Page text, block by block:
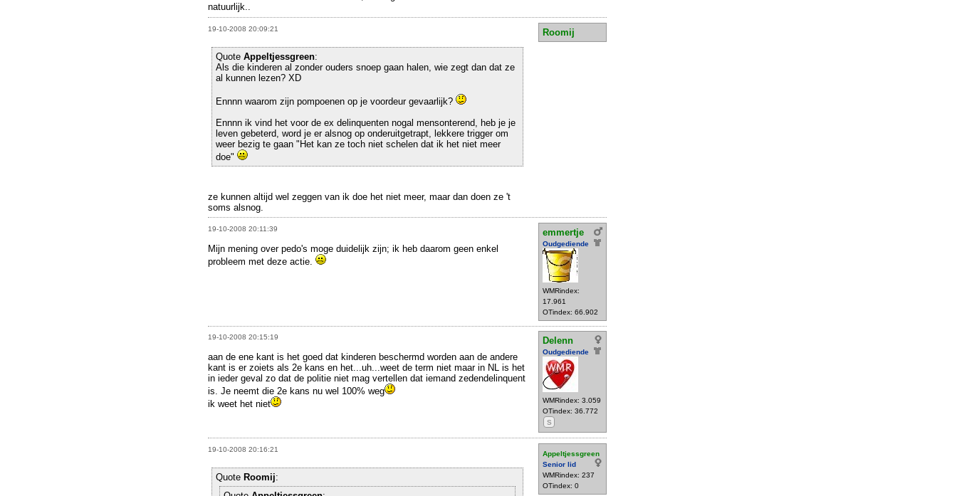
natuurlijk..
19-10-2008 20:09:21 Roomij
Quote Appeltjessgreen:
Als die kinderen al zonder ouders snoep gaan halen, wie zegt dan dat ze
al kunnen lezen? XD
Ennnn waarom zijn pompoenen op je voordeur gevaarlijk?
Ennnn ik vind het voor de ex delinquenten nogal mensonterend, heb je je
leven gebeterd, word je er alsnog op onderuitgetrapt, lekkere trigger om
weer bezig te gaan "Het kan ze toch niet schelen dat ik het niet meer
doe"
ze kunnen altijd wel zeggen van ik doe het niet meer, maar dan doen ze 't
soms alsnog.
19-10-2008 20:11:39 emmertje
Oudgediende
WMRindex:
17.961
OTindex: 66.902
Mijn mening over pedo's moge duidelijk zijn; ik heb daarom geen enkel
probleem met deze actie.
19-10-2008 20:15:19 Delenn
Oudgediende
WMRindex: 3.059
OTindex: 36.772
S
aan de ene kant is het goed dat kinderen beschermd worden aan de andere
kant is er zoiets als 2e kans en het...uh...weet de term niet maar in NL is het
in ieder geval zo dat de politie niet mag vertellen dat iemand zedendelinquent
is. Je neemt die 2e kans nu wel 100% weg
ik weet het niet
19-10-2008 20:16:21
Appeltjessgreen
Senior lid
WMRindex: 237
OTindex: 0
Quote Roomij: